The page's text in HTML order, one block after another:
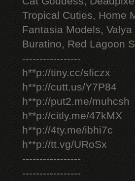
Tropical Cuties, Home
Fantasia Models,
Buratino, Red Lagoon
-----------------
h**p://tiny.cc/sficzx
h**p://cutt.us/Y7P84
h**p://put2.me/muhcsh
h**p://citly.me/47kMX
h**p://4ty.me/ibhi7c
h**p://tt.vg/URoSx
-----------------
-----------------